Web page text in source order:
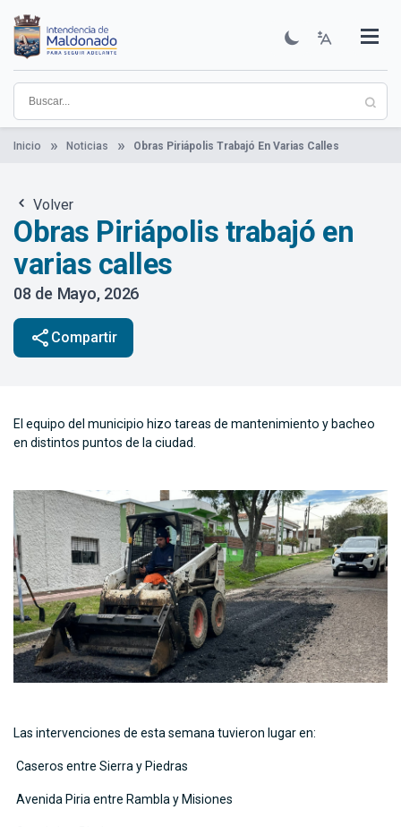
contenido
principal
Institucional
Municipios
Descubre Maldonado
Comunicación
Servicios
Guía De Trámites
Ver Noticias
Inicio Noticias Obras Piriápolis Trabajó En Varias Calles
Volver
Obras Piriápolis trabajó en
varias calles
08 de Mayo, 2026
share Compartir
El equipo del municipio hizo tareas de mantenimiento y bacheo
en distintos puntos de la ciudad.
Las intervenciones de esta semana tuvieron lugar en:
Caseros entre Sierra y Piedras
Avenida Piria entre Rambla y Misiones